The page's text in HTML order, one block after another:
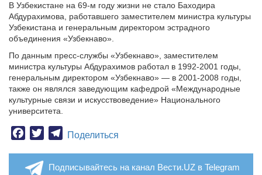
В Узбекистане на 69-м году жизни не стало Баходира
Абдурахимова, работавшего заместителем министра культуры
Узбекистана и генеральным директором эстрадного
объединения «Узбекнаво».
По данным пресс-службы «Узбекнаво», заместителем
министра культуры Абдурахимов работал в 1992-2001 годы,
генеральным директором «Узбекнаво» — в 2001-2008 годы,
также он являлся заведующим кафедрой «Международные
культурные связи и искусствоведение» Национального
университета.
Facebook
TwitterTelegram
Поделиться
Подписывайтесь на канал Вести.UZ в Telegram